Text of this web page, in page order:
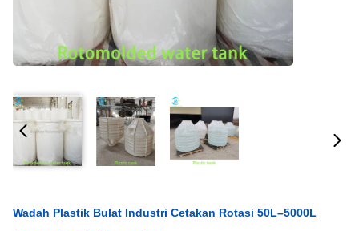
Wadah Plastik Bulat Industri Cetakan Rotasi 50L–5000L